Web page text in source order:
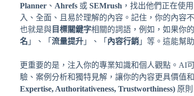
Planner 、 Ahrefs 或 SEMrush ，找出他們正在使
入、全面、且易於理解的內容。記住，你的內容
也就是與 目標關鍵字相關的詞語，例如，如果你的
名 」、「 流量提升 」、「 內容行銷 」等。這能幫助
更重要的是，注入你的專業知識和個人觀點。AI
驗、案例分析和獨特見解，讓你的內容更具價值
Expertise, Authoritativeness, Trustworthiness) 原